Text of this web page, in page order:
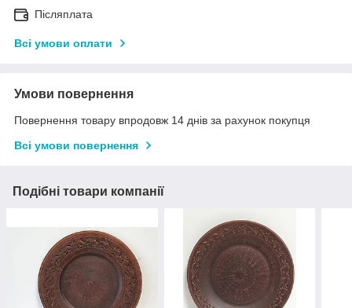
Післяплата
Всі умови оплати
Умови повернення
Повернення товару впродовж 14 днів за рахунок покупця
Всі умови повернення
Подібні товари компанії